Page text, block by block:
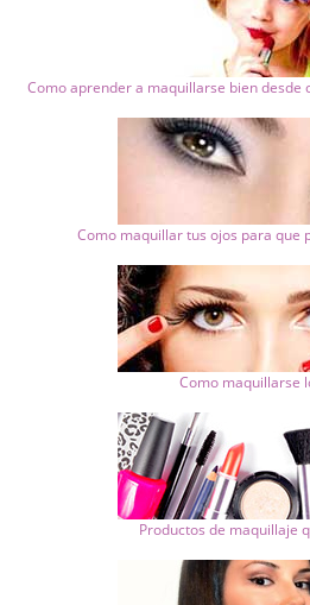
Como aprender a maquillarse bien desde
Como maquillar tus ojos para que
Como maquillarse
Productos de maquillaje